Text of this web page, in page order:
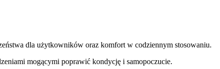
dla użytkowników oraz komfort w codziennym stosowaniu.
mogącymi poprawić kondycję i samopoczucie.